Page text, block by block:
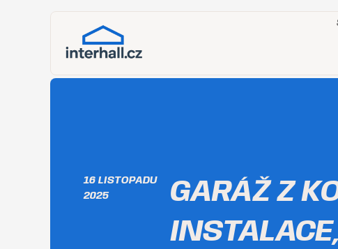
16 LISTOPADU
2025
GARÁŽ Z